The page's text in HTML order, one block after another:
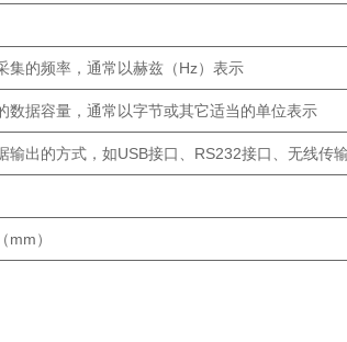
集的频率，通常以赫兹（Hz）表示
数据容量，通常以字节或其它适当的单位表示
输出的方式，如USB接口、RS232接口、无线传
mm）